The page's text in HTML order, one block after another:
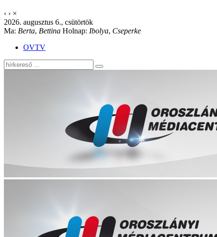
‹ › ×
2026. augusztus 6., csütörtök
Ma: Berta, Bettina Holnap: Ibolya, Cseperke
OVTV